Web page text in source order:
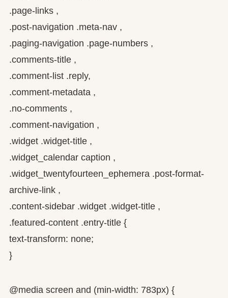
.page-links ,
.post-navigation .meta-nav ,
.paging-navigation .page-numbers ,
.comments-title ,
.comment-list .reply,
.comment-metadata ,
.no-comments ,
.comment-navigation ,
.widget .widget-title ,
.widget_calendar caption ,
.widget_twentyfourteen_ephemera .post-format-
archive-link ,
.content-sidebar .widget .widget-title ,
.featured-content .entry-title {
text-transform: none;
}
@media screen and (min-width: 783px) {